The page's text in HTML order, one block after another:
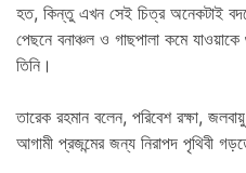
হত, কিন্তু এখন সেই চিত্র অনেকটাই
পেছনে বনাঞ্চল ও গাছপালা কমে
তিনি।
তারেক রহমান বলেন, পরিবেশ রক্ষা,
আগামী প্রজন্মের জন্য নিরাপদ পৃথিবী